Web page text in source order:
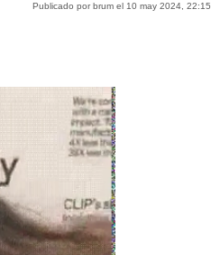
Publicado por brum el 10 may 2024, 22:15